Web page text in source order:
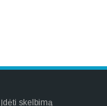
Įdėti skelbimą